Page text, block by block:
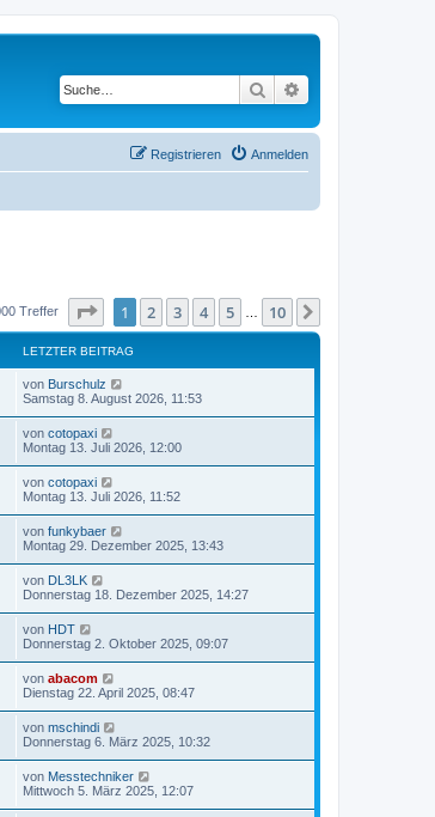
Suche
Anmelden
Registrieren
Treffer Seite von10
1 2 3 4 5 10
LETZTER BEITRAG
von Burschulz
Samstag 8. August 2026, 11:53
von cotopaxi
Montag 13. Juli 2026, 12:00
von cotopaxi
Montag 13. Juli 2026, 11:52
von funkybaer
Montag 29. Dezember 2025, 13:43
von DL3LK
Donnerstag 18. Dezember 2025, 14:27
von HDT
Donnerstag 2. Oktober 2025, 09:07
von abacom
Dienstag 22. April 2025, 08:47
von mschindi
Donnerstag 6. März 2025, 10:32
von Messtechniker
Mittwoch 5. März 2025, 12:07